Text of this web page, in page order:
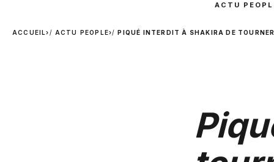
ACTU
ACCUEIL› ACTU PEOPLE› PIQUÉ INTERDIT À SHAKIRA DE